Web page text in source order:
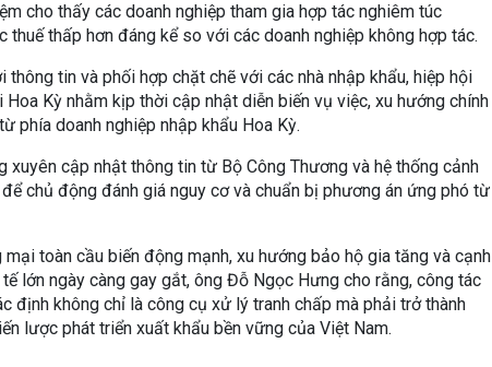
cho thấy các doanh nghiệp tham gia hợp tác nghiêm túc
thấp hơn đáng kể so với các doanh nghiệp không hợp tác.
tin và phối hợp chặt chẽ với các nhà nhập khẩu, hiệp hội
Kỳ nhằm kịp thời cập nhật diễn biến vụ việc, xu hướng chính
phía doanh nghiệp nhập khẩu Hoa Kỳ.
xuyên cập nhật thông tin từ Bộ Công Thương và hệ thống cảnh
chủ động đánh giá nguy cơ và chuẩn bị phương án ứng phó từ
toàn cầu biến động mạnh, xu hướng bảo hộ gia tăng và cạnh
lớn ngày càng gay gắt, ông Đỗ Ngọc Hưng cho rằng, công tác
định không chỉ là công cụ xử lý tranh chấp mà phải trở thành
lược phát triển xuất khẩu bền vững của Việt Nam.